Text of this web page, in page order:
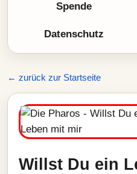
Spende
Datenschutz
← zurück zur Startseite
Willst Du ein